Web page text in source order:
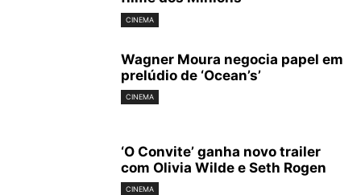
CINEMA
Wagner Moura negocia papel em
prelúdio de ‘Ocean’s’
CINEMA
‘O Convite’ ganha novo trailer
com Olivia Wilde e Seth Rogen
CINEMA